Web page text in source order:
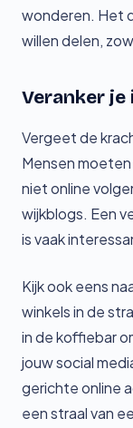
wonderen. Het
willen delen,
Veranker je
Vergeet de
Mensen
niet online
wijkblogs. Een
is vaak
Kijk ook eens
winkels in de
in de koffiebar
jouw social
gerichte online
een straal van